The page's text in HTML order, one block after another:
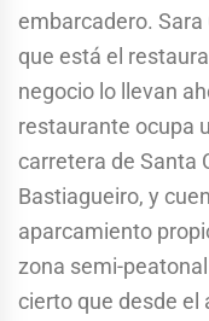
embarcadero. Sara
que está el
negocio lo llevan
restaurante ocupa
carretera de Santa
Bastiagueiro, y
aparcamiento
zona semi-
cierto que desde